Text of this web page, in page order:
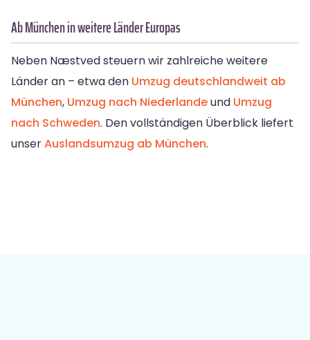
Ab München in weitere Länder Europas
Neben Næstved steuern wir zahlreiche weitere
Länder an – etwa den Umzug deutschlandweit ab
München, Umzug nach Niederlandeund Umzug
nach Schweden. Den vollständigen Überblick liefert
unserAuslandsumzug ab München.